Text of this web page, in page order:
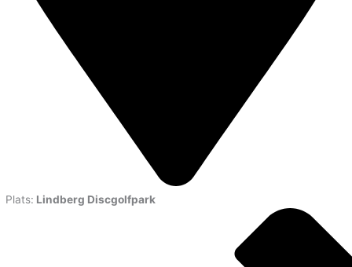
Plats: Lindberg Discgolfpark